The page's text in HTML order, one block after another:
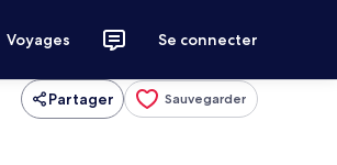
Voyages Se connecter
Partager Sauvegarder